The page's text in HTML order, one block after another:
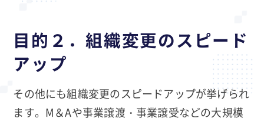
目的２．組織変更のスピード
アップ
その他にも組織変更のスピードアップが挙げられ
ます。M＆Aや事業譲渡・事業譲受などの大規模